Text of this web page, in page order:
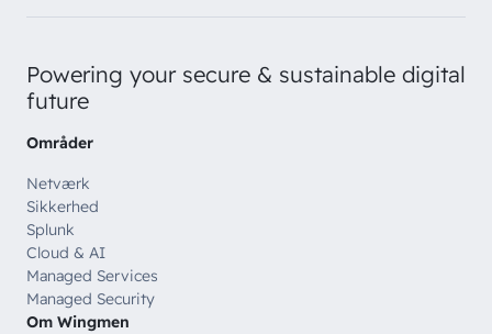
Powering your secure & sustainable digital
future
Områder
Netværk
Sikkerhed
Splunk
Cloud & AI
Managed Services
Managed Security
Om Wingmen